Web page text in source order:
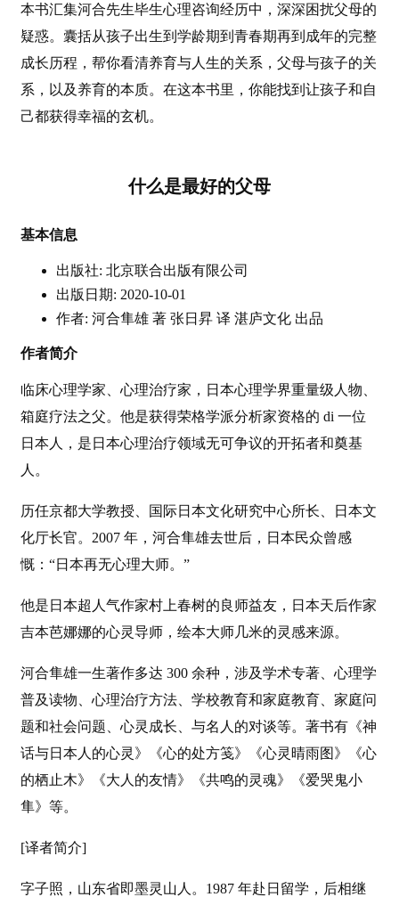
本书汇集河合先生毕生心理咨询经历中，深深困扰父母的
疑惑。囊括从孩子出生到学龄期到青春期再到成年的完整
成长历程，帮你看清养育与人生的关系，父母与孩子的关
系，以及养育的本质。在这本书里，你能找到让孩子和自
己都获得幸福的玄机。
什么是最好的父母
基本信息
出版社: 北京联合出版有限公司
出版日期: 2020-10-01
作者: 河合隼雄 著 张日昇 译 湛庐文化 出品
作者简介
临床心理学家、心理治疗家，日本心理学界重量级人物、
箱庭疗法之父。他是获得荣格学派分析家资格的 di 一位
日本人，是日本心理治疗领域无可争议的开拓者和奠基
人。
历任京都大学教授、国际日本文化研究中心所长、日本文
化厅长官。2007 年，河合隼雄去世后，日本民众曾感
慨：“日本再无心理大师。”
他是日本超人气作家村上春树的良师益友，日本天后作家
吉本芭娜娜的心灵导师，绘本大师几米的灵感来源。
河合隼雄一生著作多达 300 余种，涉及学术专著、心理学
普及读物、心理治疗方法、学校教育和家庭教育、家庭问
题和社会问题、心灵成长、与名人的对谈等。著书有《神
话与日本人的心灵》《心的处方笺》《心灵晴雨图》《心
的栖止木》《大人的友情》《共鸣的灵魂》《爱哭鬼小
隼》等。
[译者简介]
字子照，山东省即墨灵山人。1987 年赴日留学，后相继